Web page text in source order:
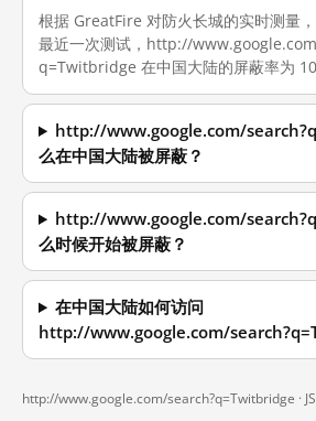
根据 GreatFire 对防火长城的实时测量
最近一次测试，http://
q=Twitbridge 在中国大陆的屏蔽率为
http://www.google.com/
么在中国大陆被屏蔽？
http://www.google.com/
么时候开始被屏蔽？
在中国大陆如何访问
http://www.google.com/
http://www.google.com/search?q=Twitbridge ·